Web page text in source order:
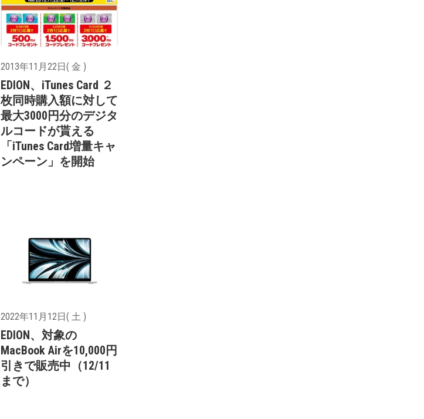
2013年11月22日( 金 )
EDION、iTunes Card ２
枚同時購入額に対して
最大3000円分のデジタ
ルコードが貰える
「iTunes Card増量キャ
ンペーン」を開始
2022年11月12日( 土 )
EDION、対象の
MacBook Airを10,000円
引きで販売中（12/11
まで）